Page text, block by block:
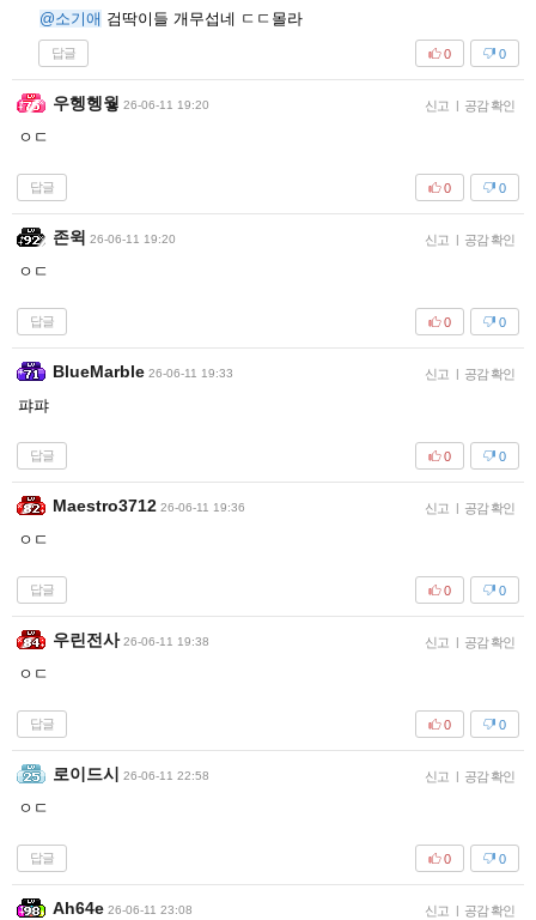
@소기애 검딱이들 개무섭네 ㄷㄷ몰라
답글 0
0
우헹헹웧 26-06-11 19:20 신고 | 공감 확인
ㅇㄷ
답글 0
0
존윅 26-06-11 19:20 신고 | 공감 확인
ㅇㄷ
답글 0
0
BlueMarble 26-06-11 19:33 신고 | 공감 확인
퍄퍄
답글 0
0
Maestro3712 26-06-11 19:36 신고 | 공감 확인
ㅇㄷ
답글 0
0
우린전사 26-06-11 19:38 신고 | 공감 확인
ㅇㄷ
답글 0
0
로이드시 26-06-11 22:58 신고 | 공감 확인
ㅇㄷ
답글 0
0
Ah64e 26-06-11 23:08 신고 | 공감 확인